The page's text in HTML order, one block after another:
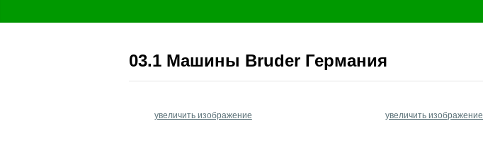
03.1 Машины Bruder Германия
увеличить изображение увеличить изображение